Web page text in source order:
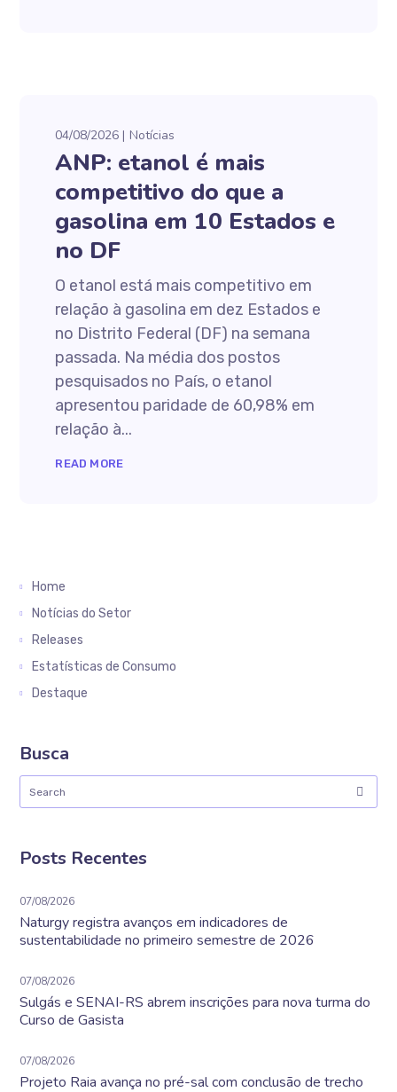
04/08/2026 Notícias
ANP: etanol é mais
competitivo do que a
gasolina em 10 Estados e
no DF
O etanol está mais competitivo em
relação à gasolina em dez Estados e
no Distrito Federal (DF) na semana
passada. Na média dos postos
pesquisados no País, o etanol
apresentou paridade de 60,98% em
relação à...
READ MORE
Home
Notícias do Setor
Releases
Estatísticas de Consumo
Destaque
Busca
Posts Recentes
07/08/2026
Naturgy registra avanços em indicadores de
sustentabilidade no primeiro semestre de 2026
07/08/2026
Sulgás e SENAI-RS abrem inscrições para nova turma do
Curso de Gasista
07/08/2026
Projeto Raia avança no pré-sal com conclusão de trecho